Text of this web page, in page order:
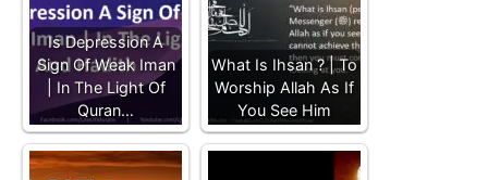
Is Depression A
Sign Of Weak Iman
| In The Light Of
Quran…
What Is Ihsan ? | To
Worship Allah As If
You See Him